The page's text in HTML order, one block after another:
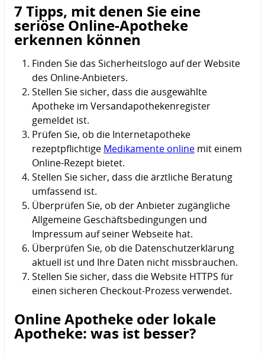
7 Tipps, mit denen Sie eine
seriöse Online-Apotheke
erkennen können
Finden Sie das Sicherheitslogo auf der Website
des Online-Anbieters.
Stellen Sie sicher, dass die ausgewählte
Apotheke im Versandapothekenregister
gemeldet ist.
Prüfen Sie, ob die Internetapotheke
rezeptpflichtige Medikamente online mit einem
Online-Rezept bietet.
Stellen Sie sicher, dass die ärztliche Beratung
umfassend ist.
Überprüfen Sie, ob der Anbieter zugängliche
Allgemeine Geschäftsbedingungen und
Impressum auf seiner Webseite hat.
Überprüfen Sie, ob die Datenschutzerklärung
aktuell ist und Ihre Daten nicht missbrauchen.
Stellen Sie sicher, dass die Website HTTPS für
einen sicheren Checkout-Prozess verwendet.
Online Apotheke oder lokale
Apotheke: was ist besser?